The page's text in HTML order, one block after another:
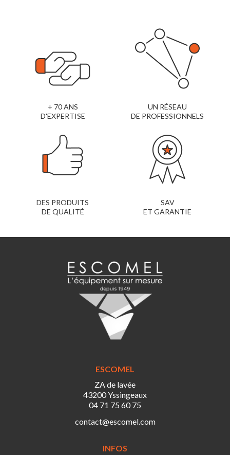
+ 70 ANS
D'EXPERTISE
UN RÉSEAU
DE PROFESSIONNELS
DES PRODUITS
DE QUALITÉ
SAV
ET GARANTIE
ESCOMEL
ZA de lavée
43200 Yssingeaux
04 71 75 60 75
contact@escomel.com
INFOS